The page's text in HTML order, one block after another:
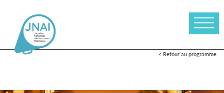
< Retour au programme